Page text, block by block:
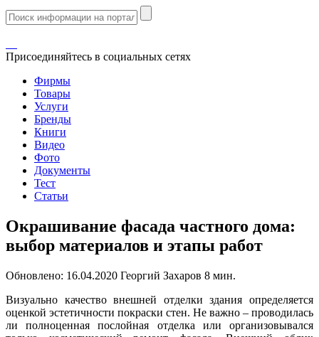
Присоединяйтесь в социальных сетях
Фирмы
Товары
Услуги
Бренды
Книги
Видео
Фото
Документы
Тест
Статьи
Окрашивание фасада частного дома:
выбор материалов и этапы работ
Обновлено: 16.04.2020 Георгий Захаров 8 мин.
Визуально качество внешней отделки здания определяется
оценкой эстетичности покраски стен. Не важно – проводилась
ли полноценная послойная отделка или организовывался